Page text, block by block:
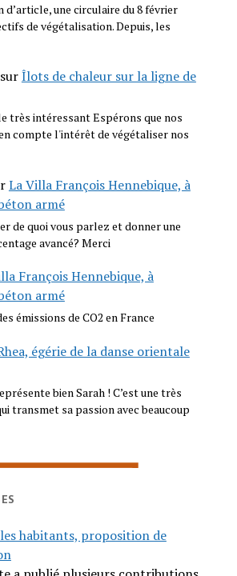
d’article, une circulaire du 8 février
de végétalisation. Depuis, les
Îlots de chaleur sur la ligne de
très intéressant Espérons que nos
compte l'intérêt de végétaliser nos
La Villa François Hennebique, à
armé
de quoi vous parlez et donner une
avancé? Merci
François Hennebique, à
armé
émissions de CO2 en France
égérie de la danse orientale
bien Sarah ! C’est une très
transmet sa passion avec beaucoup
habitants, proposition de